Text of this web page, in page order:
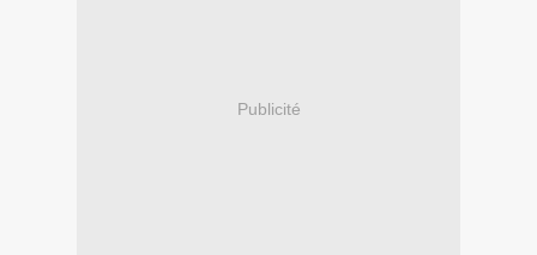
Publicité